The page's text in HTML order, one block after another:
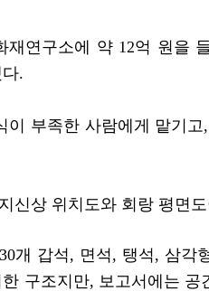
연구소에 약 12억 원을
.
부족한 사람에게 맡기
신상 위치도와 회랑 평면
개 갑석, 면석, 탱석, 삼각
구조지만, 보고서에는 공